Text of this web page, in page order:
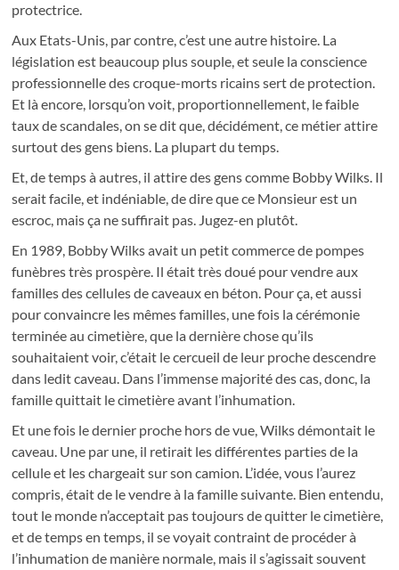
protectrice.
Aux Etats-Unis, par contre, c’est une autre histoire. La
législation est beaucoup plus souple, et seule la conscience
professionnelle des croque-morts ricains sert de protection.
Et là encore, lorsqu’on voit, proportionnellement, le faible
taux de scandales, on se dit que, décidément, ce métier attire
surtout des gens biens. La plupart du temps.
Et, de temps à autres, il attire des gens comme Bobby Wilks. Il
serait facile, et indéniable, de dire que ce Monsieur est un
escroc, mais ça ne suffirait pas. Jugez-en plutôt.
En 1989, Bobby Wilks avait un petit commerce de pompes
funèbres très prospère. Il était très doué pour vendre aux
familles des cellules de caveaux en béton. Pour ça, et aussi
pour convaincre les mêmes familles, une fois la cérémonie
terminée au cimetière, que la dernière chose qu’ils
souhaitaient voir, c’était le cercueil de leur proche descendre
dans ledit caveau. Dans l’immense majorité des cas, donc, la
famille quittait le cimetière avant l’inhumation.
Et une fois le dernier proche hors de vue, Wilks démontait le
caveau. Une par une, il retirait les différentes parties de la
cellule et les chargeait sur son camion. L’idée, vous l’aurez
compris, était de le vendre à la famille suivante. Bien entendu,
tout le monde n’acceptait pas toujours de quitter le cimetière,
et de temps en temps, il se voyait contraint de procéder à
l’inhumation de manière normale, mais il s’agissait souvent